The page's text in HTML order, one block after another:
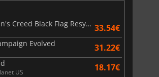
Assassin's Creed Black Flag Resynced 33.54€
Evolved 31.22€
US 18.17€